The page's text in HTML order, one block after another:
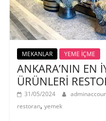
MEKANLAR YEME İÇME
ANKARA’NIN EN
ÜRÜNLERİ
31/05/2024
restoran, yemek